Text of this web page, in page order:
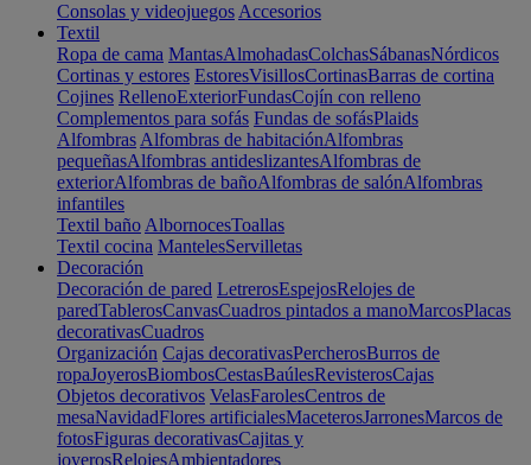
Consolas y videojuegos Accesorios
Textil
Ropa de cama MantasAlmohadasColchasSábanasNórdicos
Cortinas y estores EstoresVisillosCortinasBarras de cortina
Cojines RellenoExteriorFundasCojín con relleno
Complementos para sofás Fundas de sofásPlaids
Alfombras Alfombras de habitaciónAlfombras
pequeñasAlfombras antideslizantesAlfombras de
exteriorAlfombras de bañoAlfombras de salónAlfombras
infantiles
Textil baño AlbornocesToallas
Textil cocina MantelesServilletas
Decoración
Decoración de pared LetrerosEspejosRelojes de
paredTablerosCanvasCuadros pintados a manoMarcosPlacas
decorativasCuadros
Organización Cajas decorativasPercherosBurros de
ropaJoyerosBiombosCestasBaúlesRevisterosCajas
Objetos decorativos VelasFarolesCentros de
mesaNavidadFlores artificialesMaceterosJarronesMarcos de
fotosFiguras decorativasCajitas y
joyerosRelojesAmbientadores